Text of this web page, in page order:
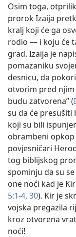
Osim toga,
prorok Izaija
kralj koji će ga
rodio — i koju će
grad. Izaija je
pomazaniku
desnicu, da
otvorim pred
budu zatvorena” (
su da će presušiti
koji su bili
obrambeni opkop
povjesničari
tog biblijskog
spominju da su
one noći kad je
5:1-4, 30). Kir je
vojska pregazila
kroz otvorena
noći!